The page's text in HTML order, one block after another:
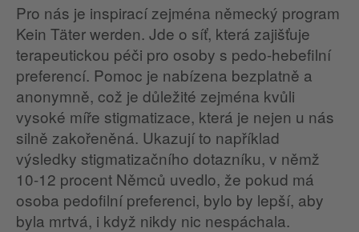
Pro nás je inspirací zejména německý program
Kein Täter werden. Jde o síť, která zajišťuje
terapeutickou péči pro osoby s pedo-hebefilní
preferencí. Pomoc je nabízena bezplatně a
anonymně, což je důležité zejména kvůli
vysoké míře stigmatizace, která je nejen u nás
silně zakořeněná. Ukazují to například
výsledky stigmatizačního dotazníku, v němž
10-12 procent Němců uvedlo, že pokud má
osoba pedofilní preferenci, bylo by lepší, aby
byla mrtvá, i když nikdy nic nespáchala.